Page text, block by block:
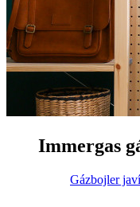
Immergas
Gázbojler